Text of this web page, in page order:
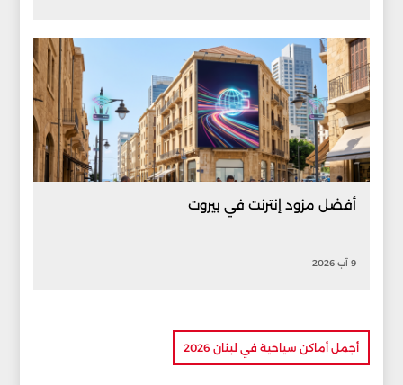
أفضل مزود إنترنت في بيروت
9 آب 2026
أجمل أماكن سياحية في لبنان 2026